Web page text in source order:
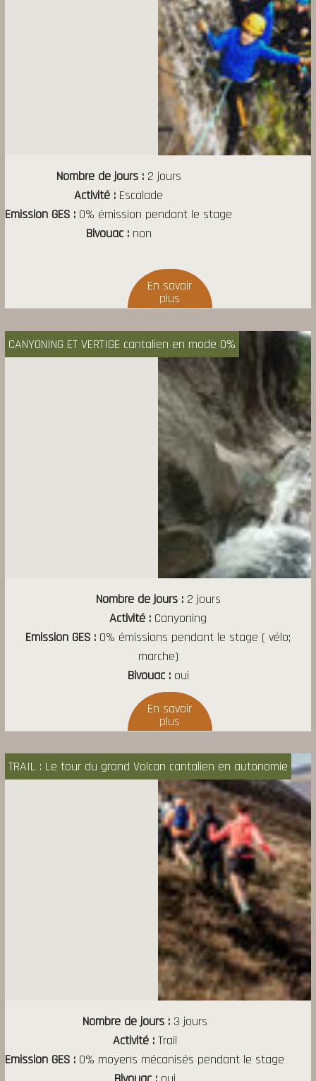
Nombre de jours
2 jours
Activité
Escalade
Emission GES
0% émission pendant le stage
Bivouac
non
CANYONING ET VERTIGE cantalien en mode 0%
Nombre de jours
2 jours
Activité
Canyoning
Emission GES
0% émissions pendant le stage ( vélo;
marche)
Bivouac
oui
TRAIL : Le tour du grand Volcan cantalien en autonomie
Nombre de jours
3 jours
Activité Trail
Emission GES
0% moyens mécanisés pendant le stage